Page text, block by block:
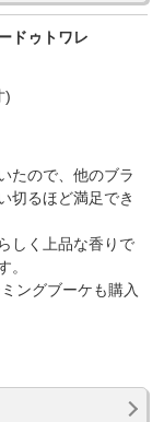
ドゥトワレ
)
たので、他のブラ
切るほど満足でき
しく上品な香りで
。
ングブーケも購入